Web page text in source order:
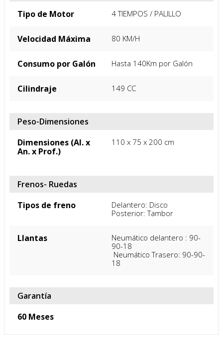
Tipo de Motor
4 TIEMPOS / PALILLO
Velocidad Máxima 80 KM/H
Consumo por Galón Hasta 140Km por Galón
Cilindraje 149 CC
Peso-Dimensiones
Dimensiones (Al. x
An. x Prof.)
110 x 75 x 200 cm
Frenos- Ruedas
Tipos de freno
Delantero: Disco
Posterior: Tambor
Llantas
Neumático delantero : 90-
90-18
18
Garantía
60 Meses